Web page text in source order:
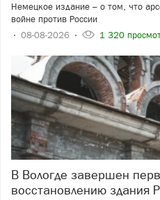
Немецкое издание – о том, что
войне против России
08-08-2026
1 320
В Вологде завершен первый этап работ по
восстановлению здания